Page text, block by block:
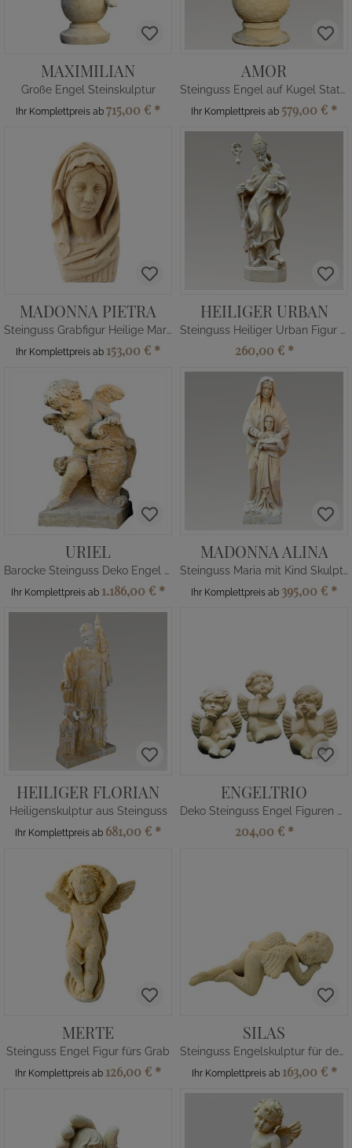
MAXIMILIAN
Große Engel Steinskulptur
Ihr Komplettpreis ab 715,00 € *
AMOR
Steinguss Engel auf Kugel Statue
Ihr Komplettpreis ab 579,00 € *
MADONNA PIETRA
Steinguss Grabfigur Heilige Maria
Ihr Komplettpreis ab 153,00 € *
HEILIGER URBAN
Steinguss Heiliger Urban Figur mit Fass
260,00 € *
URIEL
Barocke Steinguss Deko Engel Statue groß
Ihr Komplettpreis ab 1.186,00 € *
MADONNA ALINA
Steinguss Maria mit Kind Skulptur
Ihr Komplettpreis ab 395,00 € *
HEILIGER FLORIAN
Heiligenskulptur aus Steinguss
Ihr Komplettpreis ab 681,00 € *
ENGELTRIO
Deko Steinguss Engel Figuren Set
204,00 € *
MERTE
Steinguss Engel Figur fürs Grab
Ihr Komplettpreis ab 126,00 € *
SILAS
Steinguss Engelskulptur für den Friedhof
Ihr Komplettpreis ab 163,00 € *